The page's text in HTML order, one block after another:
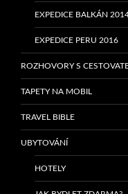
EXPEDICE BALKÁN
EXPEDICE PERU 2016
ROZHOVORY S
TAPETY NA MOBIL
TRAVEL BIBLE
UBYTOVÁNÍ
HOTELY